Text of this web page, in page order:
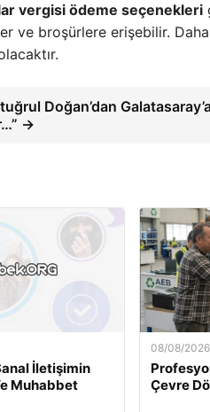
vergisi ödeme seçenekleri
ve broşürlere erişebilir.
Doğan’dan
→
İletişimin
Muhabbet
08/08/2026
Çevre